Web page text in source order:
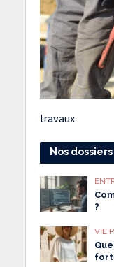
travaux
Nos
?
VIE